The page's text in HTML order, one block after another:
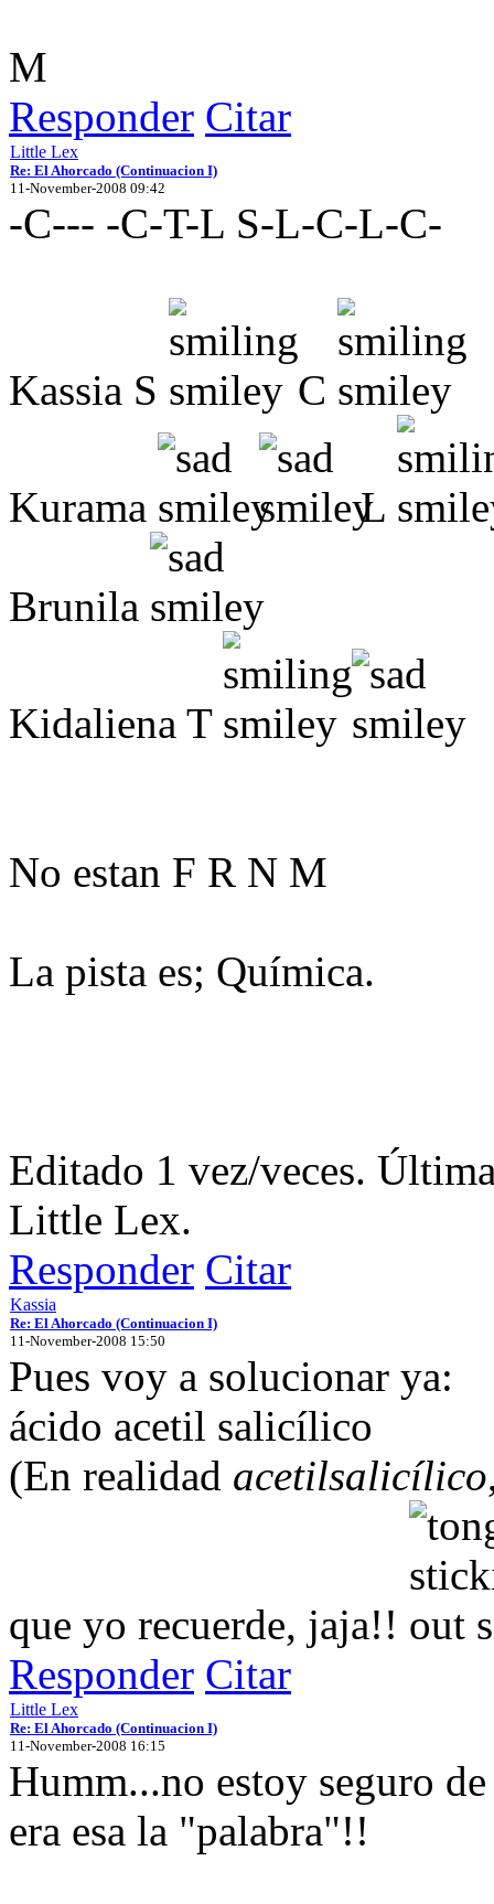
M
Responder Citar
Little Lex
Re: El Ahorcado (Continuacion I)
11-November-2008 09:42
-C--- -C-T-L S-L-C-L-C-
Kassia S C
Kurama L
Brunila
Kidaliena T
No estan F R N M
La pista es; Química.
Editado 1 vez/veces.
Little Lex.
Responder Citar
Kassia
Re: El Ahorcado (Continuacion I)
11-November-2008 15:50
Pues voy a solucionar ya:
ácido acetil salicílico
(En realidad acetilsalicílico
que yo recuerde, jaja!!
Responder Citar
Little Lex
Re: El Ahorcado (Continuacion I)
11-November-2008 16:15
Humm...no estoy seguro
era esa la "palabra"!!